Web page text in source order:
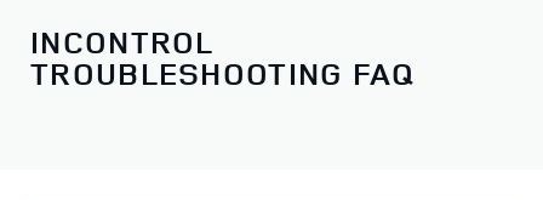
INCONTROL
TROUBLESHOOTING FAQ